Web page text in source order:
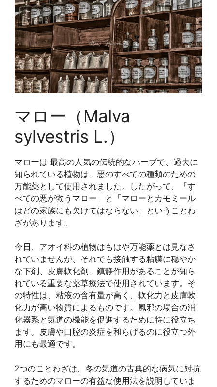
マロー（Malva
sylvestris L.）
マローは 最高の人気の伝統的なハーブで、過去に
知られている植物は、悪のすべての種類のための
万能薬として使用されました。したがって、「す
べての悪が救うマロー」と「マローとカモミール
はどの家族にも欠けてはならない」ということわ
ざがあります。
今日、アオイ科の植物はもはや万能薬とは見なさ
れていませんが、それでも接触する粘膜に穏やか
な下剤、皮膚軟化剤、鎮静作用があることが知ら
れている重要な薬草療法で使用されています。そ
の特性は、粘液の含有量が高く、軟化力と皮膚軟
化力が高い物質によるものです。風邪の場合の消
化器系と気道の機能を促進するために特に役立ち
ます。皮膚や口腔の炎症を和らげるのに役立つ外
用にも最適です。
2つのことわざは、冬の気道の古典的な病気に対抗
するためのマローの有益な使用法を説明していま